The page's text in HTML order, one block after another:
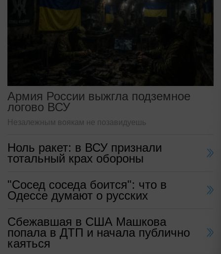
Армия России выжгла подземное
логово ВСУ
Незалежным воякам не позавидуешь
Ноль ракет: в ВСУ признали
тотальный крах обороны
"Сосед соседа боится": что в
Одессе думают о русских
Сбежавшая в США Машкова
попала в ДТП и начала публично
каяться